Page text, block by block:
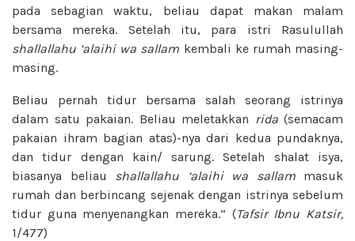
pada sebagian waktu, beliau dapat makan malam
bersama mereka. Setelah itu, para istri Rasulullah
shallallahu ‘alaihi wa sallam kembali ke rumah masing-
masing.
Beliau pernah tidur bersama salah seorang istrinya
dalam satu pakaian. Beliau meletakkan rida(semacam
pakaian ihram bagian atas)-nya dari kedua pundaknya,
dan tidur dengan kain/ sarung. Setelah shalat isya,
biasanya beliau shallallahu ‘alaihi wa sallammasuk
rumah dan berbincang sejenak dengan istrinya sebelum
tidur guna menyenangkan mereka.” (Tafsir Ibnu Katsir,
1/477)